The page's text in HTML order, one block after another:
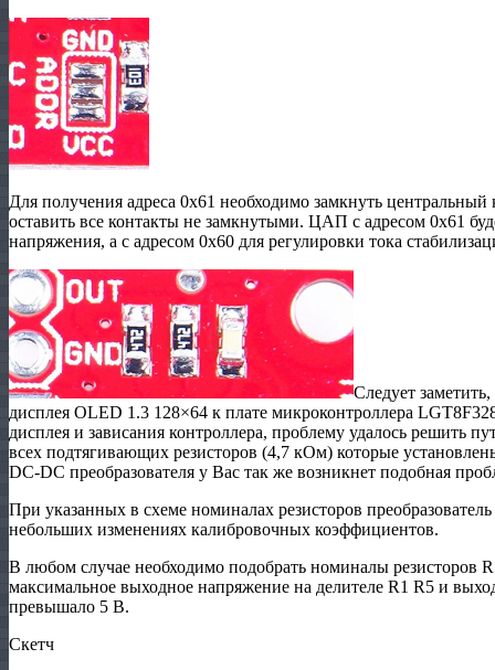
Для получения адреса 0х61 необходимо замкнуть
оставить все контакты не замкнутыми. ЦАП с адресом 0х61
напряжения, а с адресом 0х60 для регулировки тока
Следует
дисплея OLED 1.3 128×64 к плате микроконтроллера
дисплея и зависания контроллера, проблему удалось решить
всех подтягивающих резисторов (4,7 кОм) которые
DC-DC преобразователя у Вас так же возникнет подобная
При указанных в схеме номиналах резисторов
небольших изменениях калибровочных коэффициентов.
В любом случае необходимо подобрать номиналы резисторов
максимальное выходное напряжение на делителе R1 R5 и
превышало 5 В.
Скетч